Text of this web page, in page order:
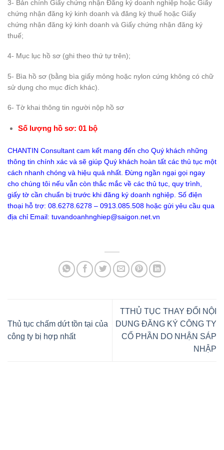
3- Bản chính Giấy chứng nhận Đăng ký doanh nghiệp hoặc Giấy
chứng nhận đăng ký kinh doanh và đăng ký thuế hoặc Giấy
chứng nhận đăng ký kinh doanh và Giấy chứng nhận đăng ký
thuế;
4- Mục lục hồ sơ (ghi theo thứ tự trên);
5- Bìa hồ sơ (bằng bìa giấy mỏng hoặc nylon cứng không có chữ
sử dụng cho mục đích khác).
6- Tờ khai thông tin người nộp hồ sơ
Số lượng hồ sơ: 01 bộ
CHANTIN Consultant cam kết mang đến cho Quý khách những
thông tin chính xác và sẽ giúp Quý khách hoàn tất các thủ tục một
cách nhanh chóng và hiệu quả nhất. Đừng ngần ngại gọi ngay
cho chúng tôi nếu vẫn còn thắc mắc về các thủ tục, quy trình,
giấy tờ cần chuẩn bị trước khi đăng ký doanh nghiệp. Số điện
thoại hỗ trợ: 08.6278.6278 – 0913.085.508 hoặc gửi yêu cầu qua
địa chỉ Email: tuvandoanhnghiep@saigon.net.vn
Thủ tục chấm dứt tồn tại của
công ty bị hợp nhất
TTHỦ TỤC THAY ĐỔI NỘI
DUNG ĐĂNG KÝ CÔNG TY
CỔ PHẦN DO NHẬN SÁP
NHẬP